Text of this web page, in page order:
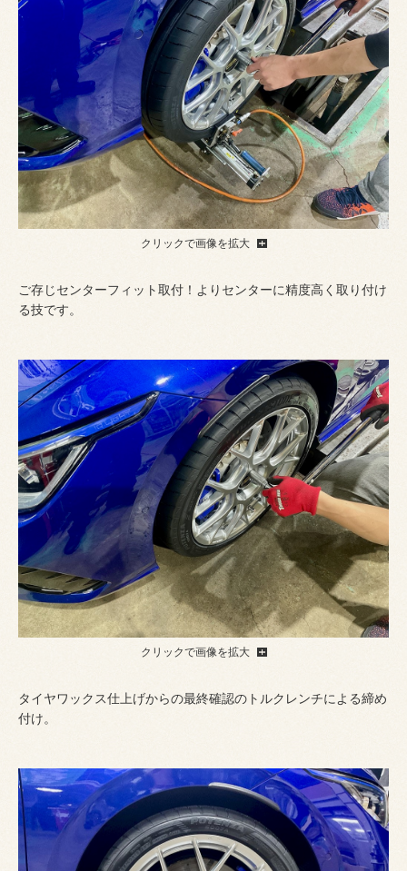
クリックで画像を拡大
ご存じセンターフィット取付！よりセンターに精度高く取り付け
る技です。
クリックで画像を拡大
タイヤワックス仕上げからの最終確認のトルクレンチによる締め
付け。